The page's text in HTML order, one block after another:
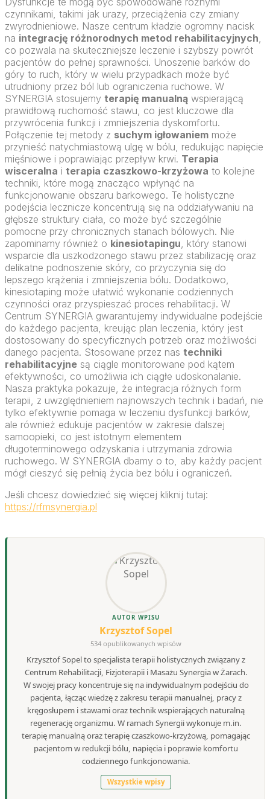
czynnikami, takimi jak urazy, przeciążenia czy zmiany
zwyrodnieniowe. Nasze centrum kładzie ogromny nacisk
na integrację różnorodnych metod rehabilitacyjnych,
co pozwala na skuteczniejsze leczenie i szybszy powrót
pacjentów do pełnej sprawności. Unoszenie barków do
góry to ruch, który w wielu przypadkach może być
utrudniony przez ból lub ograniczenia ruchowe. W
SYNERGIA stosujemy terapię manualną wspierającą
prawidłową ruchomość stawu, co jest kluczowe dla
przywrócenia funkcji i zmniejszenia dyskomfortu.
Połączenie tej metody z suchym igłowaniem może
przynieść natychmiastową ulgę w bólu, redukując napięcie
mięśniowe i poprawiając przepływ krwi. Terapia
wisceralna i terapia czaszkowo-krzyżowa to kolejne
techniki, które mogą znacząco wpłynąć na
funkcjonowanie obszaru barkowego. Te holistyczne
podejścia lecznicze koncentrują się na oddziaływaniu na
głębsze struktury ciała, co może być szczególnie
pomocne przy chronicznych stanach bólowych. Nie
zapominamy również o kinesiotapingu, który stanowi
wsparcie dla uszkodzonego stawu przez stabilizację oraz
delikatne podnoszenie skóry, co przyczynia się do
lepszego krążenia i zmniejszenia bólu. Dodatkowo,
kinesiotaping może ułatwić wykonanie codziennych
czynności oraz przyspieszać proces rehabilitacji. W
Centrum SYNERGIA gwarantujemy indywidualne podejście
do każdego pacjenta, kreując plan leczenia, który jest
dostosowany do specyficznych potrzeb oraz możliwości
danego pacjenta. Stosowane przez nas techniki
rehabilitacyjne są ciągle monitorowane pod kątem
efektywności, co umożliwia ich ciągłe udoskonalanie.
Nasza praktyka pokazuje, że integracja różnych form
terapii, z uwzględnieniem najnowszych technik i badań, nie
tylko efektywnie pomaga w leczeniu dysfunkcji barków,
ale również edukuje pacjentów w zakresie dalszej
samoopieki, co jest istotnym elementem
długoterminowego odzyskania i utrzymania zdrowia
ruchowego. W SYNERGIA dbamy o to, aby każdy pacjent
mógł cieszyć się pełnią życia bez bólu i ograniczeń.
Jeśli chcesz dowiedzieć się więcej kliknij tutaj:
https://rfmsynergia.pl
AUTOR WPISU
Krzysztof Sopel
534 opublikowanych wpisów
Krzysztof Sopel to specjalista terapii holistycznych związany z
Centrum Rehabilitacji, Fizjoterapii i Masażu Synergia w Żarach.
W swojej pracy koncentruje się na indywidualnym podejściu do
pacjenta, łącząc wiedzę z zakresu terapii manualnej, pracy z
kręgosłupem i stawami oraz technik wspierających naturalną
regenerację organizmu. W ramach Synergii wykonuje m.in.
terapię manualną oraz terapię czaszkowo-krzyżową, pomagając
pacjentom w redukcji bólu, napięcia i poprawie komfortu
codziennego funkcjonowania.
Wszystkie wpisy